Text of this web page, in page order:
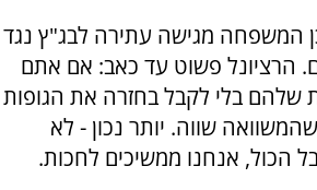
המשפחה מגישה עתירה לבג"ץ נגד
הרציונל פשוט עד כאב: אם אתם
שלהם בלי לקבל בחזרה את הגופות
שווה. יותר נכון - לא
הכול, אנחנו ממשיכים לחכות.